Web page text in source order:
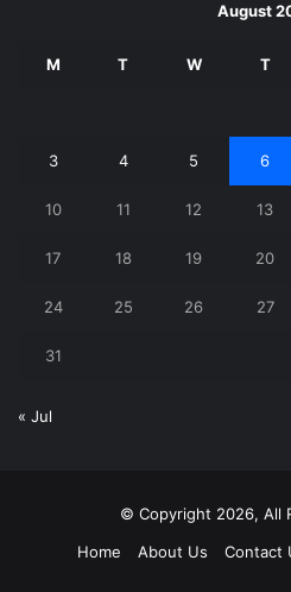
August
M T W T
3 4 5 6
10 11 12 13
17 18 19 20
24 25 26 27
31
« Jul
© Copyright 2026, All
Home
About Us Contact